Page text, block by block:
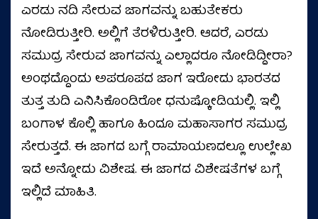
ಎರಡು ನದಿ ಸೇರುವ ಜಾಗವನ್ನು ಬಹುತೇಕರು
ನೋಡಿರುತ್ತೀರಿ. ಅಲ್ಲಿಗೆ ತೆರಳಿರುತ್ತೀರಿ. ಆದರೆ, ಎರಡು
ಸಮುದ್ರ ಸೇರುವ ಜಾಗವನ್ನು ಎಲ್ಲಾದರೂ ನೋಡಿದ್ದೀರಾ?
ಅಂಥದ್ದೊಂದು ಅಪರೂಪದ ಜಾಗ ಇರೋದು ಭಾರತದ
ತುತ್ತ ತುದಿ ಎನಿಸಿಕೊಂಡಿರೋ ಧನುಷ್ಕೋಡಿಯಲ್ಲಿ. ಇಲ್ಲಿ
ಬಂಗಾಳ ಕೊಲ್ಲಿ ಹಾಗೂ ಹಿಂದೂ ಮಹಾಸಾಗರ ಸಮುದ್ರ
ಸೇರುತ್ತದೆ. ಈ ಜಾಗದ ಬಗ್ಗೆ ರಾಮಾಯಣದಲ್ಲೂ ಉಲ್ಲೇಖ
ಇದೆ ಅನ್ನೋದು ವಿಶೇಷ. ಈ ಜಾಗದ ವಿಶೇಷತೆಗಳ ಬಗ್ಗೆ
ಇಲ್ಲಿದೆ ಮಾಹಿತಿ.